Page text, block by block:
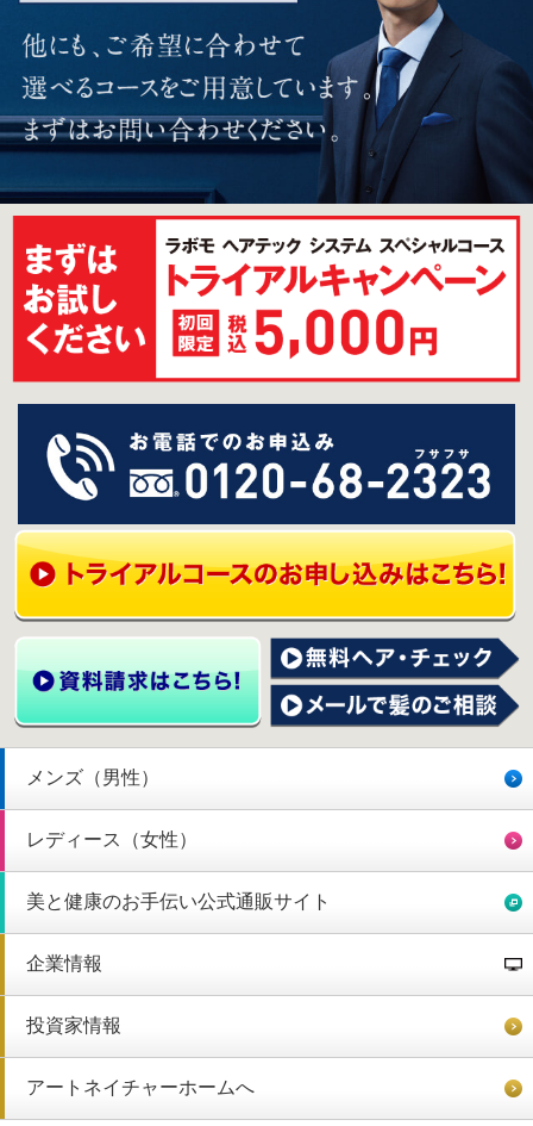
メンズ（男性）
レディース（女性）
美と健康のお手伝い公式通販サイト
企業情報
投資家情報
アートネイチャーホームへ